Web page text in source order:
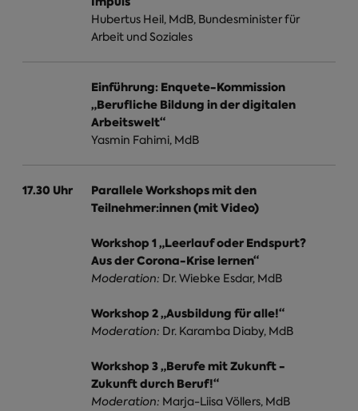
Hubertus Heil, MdB, Bundesminister für
Arbeit und Soziales
Einführung: Enquete-Kommission
„Berufliche Bildung in der digitalen
Arbeitswelt“
Yasmin Fahimi, MdB
17.30 Uhr
Parallele Workshops mit den
Teilnehmer:innen (mit Video)
Workshop 1 „Leerlauf oder Endspurt?
Aus der Corona-Krise lernen“
Moderation: Dr. Wiebke Esdar, MdB
Workshop 2 „Ausbildung für alle!“
Moderation: Dr. Karamba Diaby, MdB
Workshop 3 „Berufe mit Zukunft -
Zukunft durch Beruf!“
Moderation: Marja-Liisa Völlers, MdB